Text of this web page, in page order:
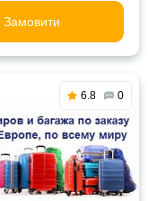
Замовити
6.8 0